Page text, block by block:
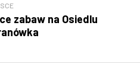
zabaw na Osiedlu